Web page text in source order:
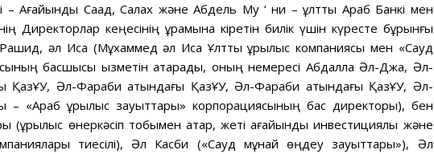
– Ағайынды Саад, Салах және Абдель Му ‘ ни – ұлттық Араб Банкі мен
Директорлар кеңесінің құрамына кіретін билік үшін күресте бұрынғы
әл Иса (Мұхаммед әл Иса Ұлттық құрылыс компаниясы мен «Сауд
басшысы қызметін атқарады, оның немересі Абдалла Әл-Джа, Әл-
ҚазҰУ, Әл-Фараби атындағы ҚазҰУ, Әл-Фараби атындағы ҚазҰУ, Әл-
– «Араб құрылыс зауыттары» корпорациясының бас директоры), бен
(құрылыс өнеркәсіп тобымен қатар, жеті ағайынды инвестициялық және
тиесілі), Әл Касби («Сауд мұнай өңдеу зауыттары»), Әл